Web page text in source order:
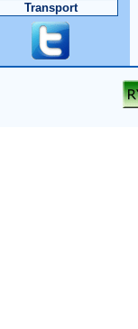
Transport